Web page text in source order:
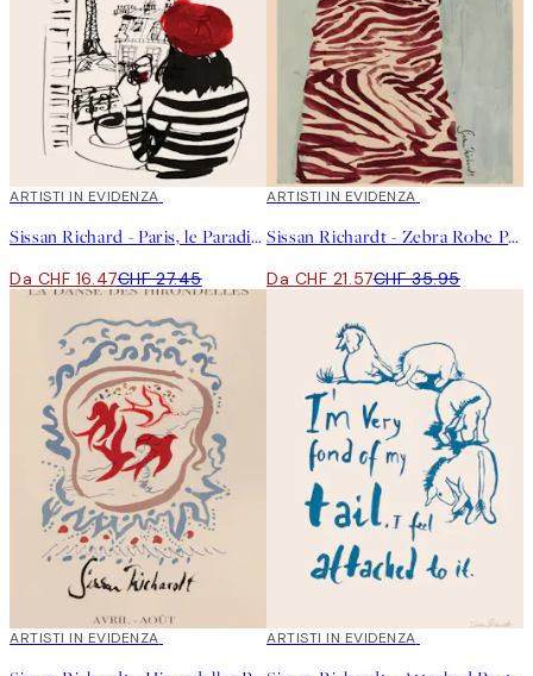
40%*
ARTISTI IN EVIDENZA
Sissan Richard - Paris, le Paradis Poster
Da CHF 16.47CHF 27.45
40%*
ARTISTI IN EVIDENZA
Sissan Richardt - Zebra Robe Poster
Da CHF 21.57CHF 35.95
40%*
ARTISTI IN EVIDENZA 40%*
ARTISTI IN EVIDENZA